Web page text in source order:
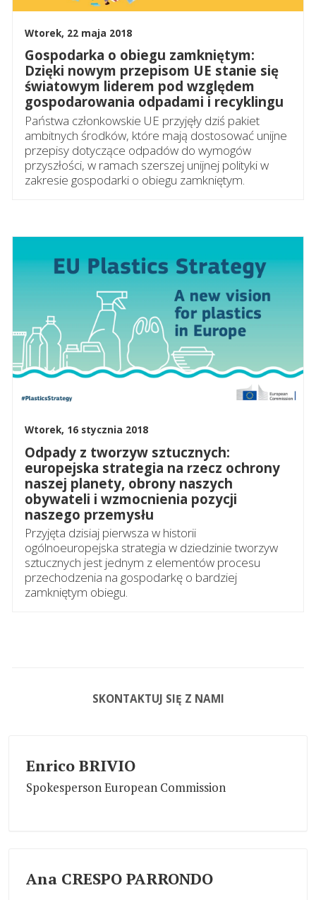
Gospodarka o obiegu zamkniętym:
Dzięki nowym przepisom UE stanie się
światowym liderem pod względem
gospodarowania odpadami i recyklingu
Państwa członkowskie UE przyjęły dziś pakiet
ambitnych środków, które mają dostosować unijne
przepisy dotyczące odpadów do wymogów
przyszłości, w ramach szerszej unijnej polityki w
zakresie gospodarki o obiegu zamkniętym.
Wtorek, 22 maja 2018
Odpady z tworzyw sztucznych:
europejska strategia na rzecz ochrony
naszej planety, obrony naszych
obywateli i wzmocnienia pozycji
naszego przemysłu
Przyjęta dzisiaj pierwsza w historii
ogólnoeuropejska strategia w dziedzinie tworzyw
sztucznych jest jednym z elementów procesu
przechodzenia na gospodarkę o bardziej
zamkniętym obiegu.
Wtorek, 16 stycznia 2018
SKONTAKTUJ SIĘ Z NAMI
Enrico BRIVIO
Spokesperson European Commission
Ana CRESPO PARRONDO